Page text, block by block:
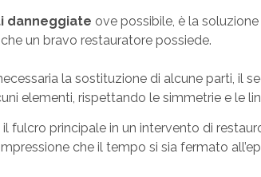
danneggiate ove possibile, è la
un bravo restauratore possiede.
la sostituzione di alcune parti, il
elementi, rispettando le simmetrie e le
fulcro principale in un intervento di
che il tempo si sia fermato